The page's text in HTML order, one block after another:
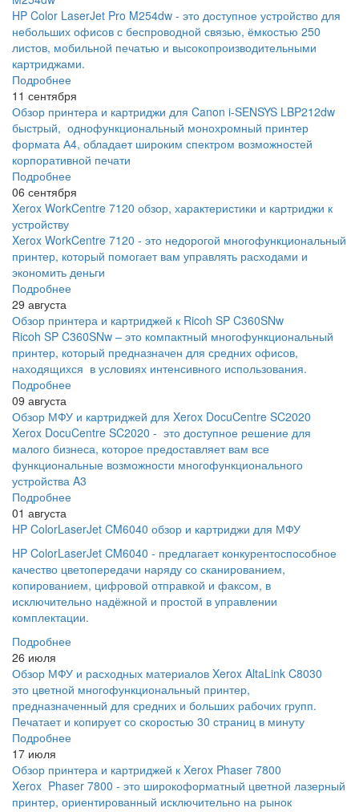
HP Color LaserJet Pro M254dw - это доступное устройство для
небольших офисов с беспроводной связью, ёмкостью 250
листов, мобильной печатью и высокопроизводительными
картриджами.
Подробнее
11 сентября
Обзор принтера и картриджи для Canon i-SENSYS LBP212dw
быстрый, однофункциональный монохромный принтер
формата А4, обладает широким спектром возможностей
корпоративной печати
Подробнее
06 сентября
Xerox WorkCentre 7120 обзор, характеристики и картриджи к
устройству
Xerox WorkCentre 7120 - это недорогой многофункциональный
принтер, который помогает вам управлять расходами и
экономить деньги
Подробнее
29 августа
Обзор принтера и картриджей к Ricoh SP C360SNw
Ricoh SP C360SNw – это компактный многофункциональный
принтер, который предназначен для средних офисов,
находящихся в условиях интенсивного использования.
Подробнее
09 августа
Обзор МФУ и картриджей для Xerox DocuCentre SC2020
Xerox DocuCentre SC2020 - это доступное решение для
малого бизнеса, которое предоставляет вам все
функциональные возможности многофункционального
устройства A3
Подробнее
01 августа
HP ColorLaserJet CM6040 обзор и картриджи для МФУ
HP ColorLaserJet CM6040 - предлагает конкурентоспособное
качество цветопередачи наряду со сканированием,
копированием, цифровой отправкой и факсом, в
исключительно надёжной и простой в управлении
комплектации.
Подробнее
26 июля
Обзор МФУ и расходных материалов Xerox AltaLink C8030
это цветной многофункциональный принтер,
предназначенный для средних и больших рабочих групп.
Печатает и копирует со скоростью 30 страниц в минуту
Подробнее
17 июля
Обзор принтера и картриджей к Xerox Phaser 7800
Xerox Phaser 7800 - это широкоформатный цветной лазерный
принтер, ориентированный исключительно на рынок